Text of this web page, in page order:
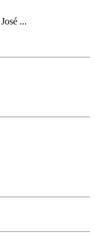
...